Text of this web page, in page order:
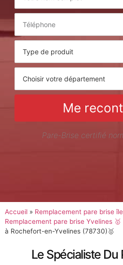
Me
Pare-Brise certifié
Accueil » Remplacement pare brise
Remplacement pare brise Yvelines 🥇
à Rochefort-en-Yvelines (78730)🥇
Le Spécialiste Du